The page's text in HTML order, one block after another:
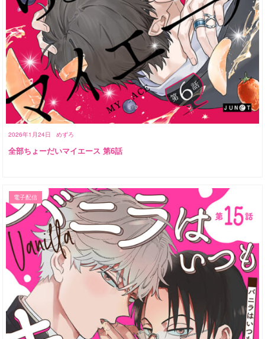
2026年1月24日 めずろ
全部ちょーだいマイエース 第6話
電子配信